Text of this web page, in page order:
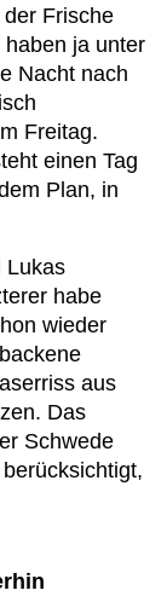
Frische
haben ja unter
Nacht nach
Freitag.
einen Tag
Plan, in
Lukas
habe
wieder
aus
Das
Schwede